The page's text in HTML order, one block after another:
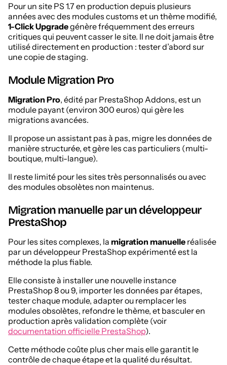
Pour un site PS 1.7 en production depuis plusieurs
années avec des modules customs et un thème modifié,
1-Click Upgradegénère fréquemment des erreurs
critiques qui peuvent casser le site. Il ne doit jamais être
utilisé directement en production : tester d’abord sur
une copie de staging.
Module Migration Pro
Migration Pro, édité par PrestaShop Addons, est un
module payant (environ 300 euros) qui gère les
migrations avancées.
Il propose un assistant pas à pas, migre les données de
manière structurée, et gère les cas particuliers (multi-
boutique, multi-langue).
Il reste limité pour les sites très personnalisés ou avec
des modules obsolètes non maintenus.
Migration manuelle par un développeur
PrestaShop
Pour les sites complexes, la migration manuelle réalisée
par un développeur PrestaShop expérimenté est la
méthode la plus fiable.
Elle consiste à installer une nouvelle instance
PrestaShop 8 ou 9, importer les données par étapes,
tester chaque module, adapter ou remplacer les
modules obsolètes, refondre le thème, et basculer en
production après validation complète (voir
documentation officielle PrestaShop).
Cette méthode coûte plus cher mais elle garantit le
contrôle de chaque étape et la qualité du résultat.